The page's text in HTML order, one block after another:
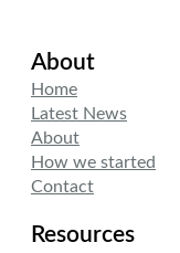
About
Home
Latest News
About
How we started
Contact
Resources